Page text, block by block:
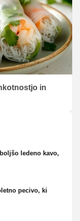
in
ledeno kavo,
pecivo, ki